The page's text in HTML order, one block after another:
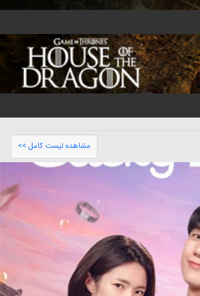
مشاهده لیست کامل >>